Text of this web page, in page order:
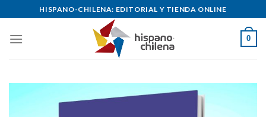
to
content
HISPANO-CHILENA: EDITORIAL Y TIENDA ONLINE
0